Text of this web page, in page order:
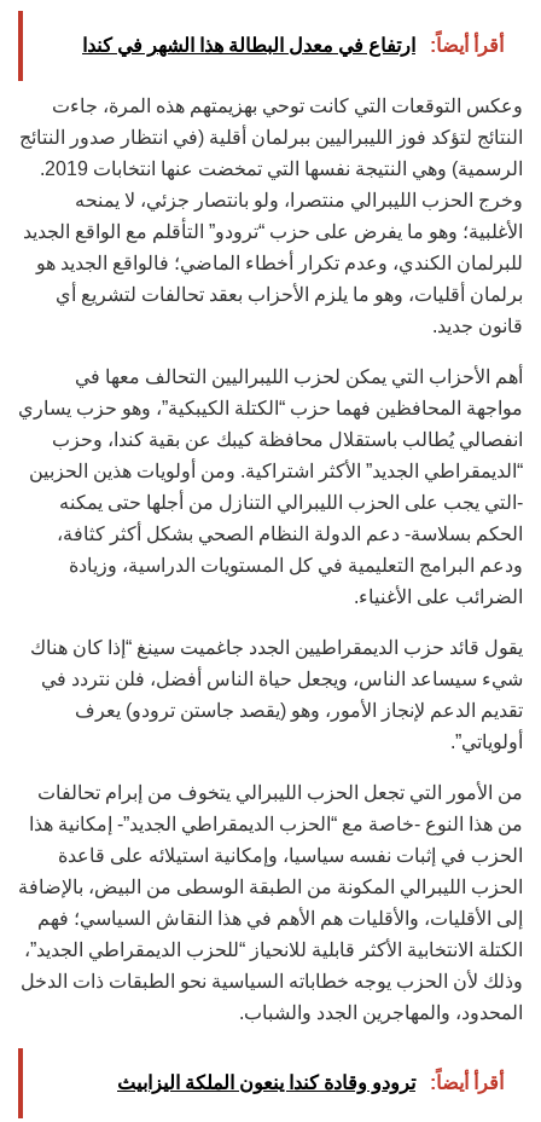
أقرأ أيضاً: ارتفاع في معدل البطالة هذا الشهر في كندا
وعكس التوقعات التي كانت توحي بهزيمتهم هذه المرة، جاءت
النتائج لتؤكد فوز الليبراليين ببرلمان أقلية (في انتظار صدور النتائج
الرسمية) وهي النتيجة نفسها التي تمخضت عنها انتخابات 2019.
وخرج الحزب الليبرالي منتصرا، ولو بانتصار جزئي، لا يمنحه
الأغلبية؛ وهو ما يفرض على حزب “ترودو” التأقلم مع الواقع الجديد
للبرلمان الكندي، وعدم تكرار أخطاء الماضي؛ فالواقع الجديد هو
برلمان أقليات، وهو ما يلزم الأحزاب بعقد تحالفات لتشريع أي
قانون جديد.
أهم الأحزاب التي يمكن لحزب الليبراليين التحالف معها في
مواجهة المحافظين فهما حزب “الكتلة الكيبكية”، وهو حزب يساري
انفصالي يُطالب باستقلال محافظة كيبك عن بقية كندا، وحزب
“الديمقراطي الجديد” الأكثر اشتراكية. ومن أولويات هذين الحزبين
-التي يجب على الحزب الليبرالي التنازل من أجلها حتى يمكنه
الحكم بسلاسة- دعم الدولة النظام الصحي بشكل أكثر كثافة،
ودعم البرامج التعليمية في كل المستويات الدراسية، وزيادة
الضرائب على الأغنياء.
يقول قائد حزب الديمقراطيين الجدد جاغميت سينغ “إذا كان هناك
شيء سيساعد الناس، ويجعل حياة الناس أفضل، فلن نتردد في
تقديم الدعم لإنجاز الأمور، وهو (يقصد جاستن ترودو) يعرف
أولوياتي”.
من الأمور التي تجعل الحزب الليبرالي يتخوف من إبرام تحالفات
من هذا النوع -خاصة مع “الحزب الديمقراطي الجديد”- إمكانية هذا
الحزب في إثبات نفسه سياسيا، وإمكانية استيلائه على قاعدة
الحزب الليبرالي المكونة من الطبقة الوسطى من البيض، بالإضافة
إلى الأقليات، والأقليات هم الأهم في هذا النقاش السياسي؛ فهم
الكتلة الانتخابية الأكثر قابلية للانحياز “للحزب الديمقراطي الجديد”،
وذلك لأن الحزب يوجه خطاباته السياسية نحو الطبقات ذات الدخل
المحدود، والمهاجرين الجدد والشباب.
أقرأ أيضاً: ترودو وقادة كندا ينعون الملكة اليزابيث